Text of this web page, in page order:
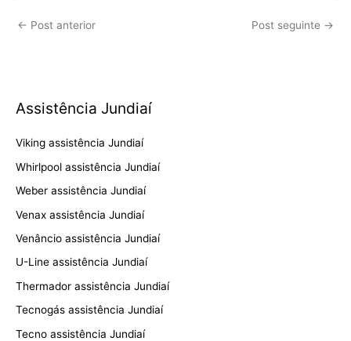
← Post anterior Post seguinte →
Assistência Jundiaí
Viking assistência Jundiaí
Whirlpool assistência Jundiaí
Weber assistência Jundiaí
Venax assistência Jundiaí
Venâncio assistência Jundiaí
U-Line assistência Jundiaí
Thermador assistência Jundiaí
Tecnogás assistência Jundiaí
Tecno assistência Jundiaí